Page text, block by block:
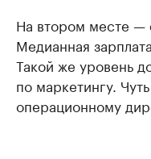
На втором месте —
Медианная
Такой же уровень
по маркетингу.
операционному